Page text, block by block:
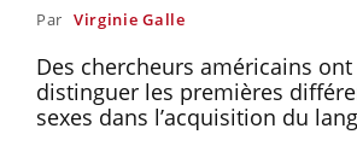
Par Virginie Galle
Des chercheurs américains
distinguer les premières
sexes dans l’acquisition du